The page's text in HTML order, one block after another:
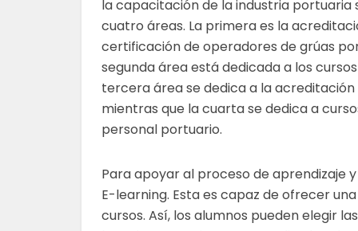
la capacitación de la industria portuaria
cuatro áreas. La primera es la
certificación de operadores de grúas
segunda área está dedicada a los
tercera área se dedica a la
mientras que la cuarta se dedica a
personal portuario.
Para apoyar al proceso de
E-learning. Esta es capaz de ofrecer
cursos. Así, los alumnos pueden elegir